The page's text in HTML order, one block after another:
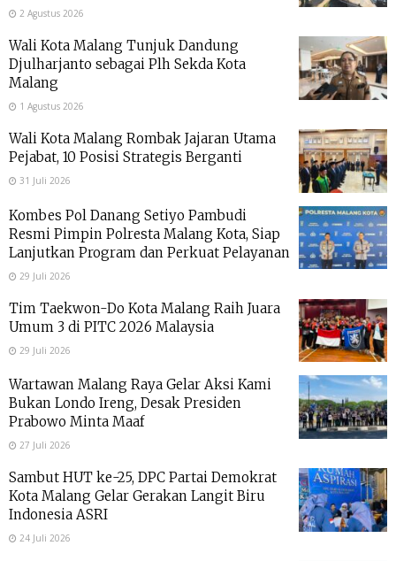
2 Agustus 2026
Wali Kota Malang Tunjuk Dandung
Djulharjanto sebagai Plh Sekda Kota
Malang
1 Agustus 2026
Wali Kota Malang Rombak Jajaran Utama
Pejabat, 10 Posisi Strategis Berganti
31 Juli 2026
Kombes Pol Danang Setiyo Pambudi
Resmi Pimpin Polresta Malang Kota, Siap
Lanjutkan Program dan Perkuat Pelayanan
29 Juli 2026
Tim Taekwon-Do Kota Malang Raih Juara
Umum 3 di PITC 2026 Malaysia
29 Juli 2026
Wartawan Malang Raya Gelar Aksi Kami
Bukan Londo Ireng, Desak Presiden
Prabowo Minta Maaf
27 Juli 2026
Sambut HUT ke-25, DPC Partai Demokrat
Kota Malang Gelar Gerakan Langit Biru
Indonesia ASRI
24 Juli 2026